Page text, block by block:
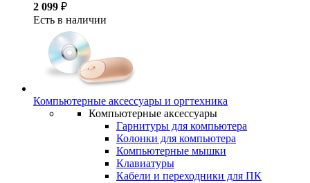
2 099 ₽
Есть в наличии
Компьютерные аксессуары и оргтехника
Компьютерные аксессуары
Гарнитуры для компьютера
Колонки для компьютера
Компьютерные мышки
Клавиатуры
Кабели и переходники для ПК